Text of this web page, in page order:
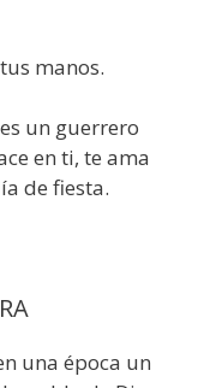
manos.
un guerrero
en ti, te ama
de fiesta.
una época un